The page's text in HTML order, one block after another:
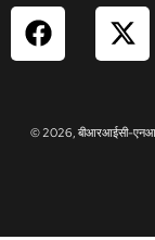
F
a
b
X
-
i
© 2026, बीआरआईसी-